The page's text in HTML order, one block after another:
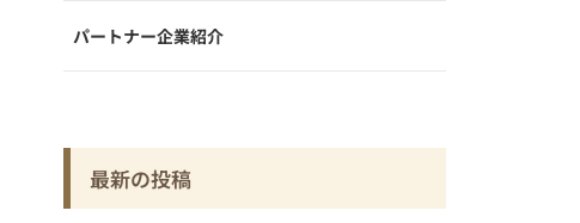
パートナー企業紹介
最新の投稿